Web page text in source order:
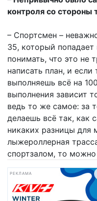
контроля со стороны
– Спортсмен –
35, который
понимать, что это не
написать план, и
выполняешь всё на
выполнения зависит
ведь то же самое: за
делаешь всё так, как
никаких разницы для
лыжероллерная
спортзалом, то
РЕКЛАМА